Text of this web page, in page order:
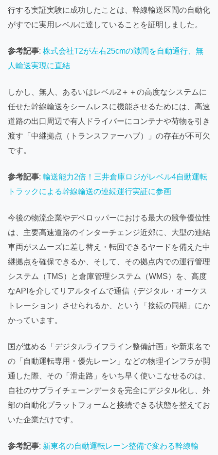
行する実証実験に成功したことは、幹線輸送区間の自動化
がすでに実用レベルに達していることを証明しました。
参考記事: 株式会社T2が左右25cmの隙間を自動通行、無
人輸送実現に直結
しかし、無人、あるいはレベル2＋＋の高度なシステムに
任せた幹線輸送をシームレスに機能させるためには、高速
道路の出口周辺で有人ドライバーにコンテナや荷物を引き
渡す「中継拠点（トランスファーハブ）」の存在が不可欠
です。
参考記事: 輸送能力2倍！三井倉庫ロジがレベル4自動運転
トラックによる幹線輸送の連続運行実証に参画
今後の物流企業やデベロッパーにおける最大の競争優位性
は、主要高速道路のインターチェンジ近郊に、大型の連結
車両がスムーズに差し替え・転回できるヤードを備えた中
継拠点を確保できるか、そして、その拠点内での運行管理
システム（TMS）と倉庫管理システム（WMS）を、高度
なAPIを介してリアルタイムで通信（デジタル・オーケス
トレーション）させられるか、という「接続の同期」にか
かっています。
国が進める「デジタルライフライン整備計画」や新東名で
の「自動運転専用・優先レーン」などの物理インフラが開
通した際、その「滑走路」をいち早く使いこなせるのは、
自社のサプライチェーンデータを完全にデジタル化し、外
部の自動化プラットフォームと接続できる状態を整えてお
いた企業だけです。
参考記事: 新東名の自動運転レーン整備で変わる幹線輸